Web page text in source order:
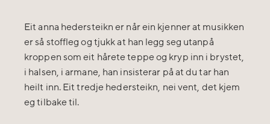
Eit anna hedersteikn er når ein kjenner at musikken
er så stoffleg og tjukk at han legg seg utanpå
kroppen som eit hårete teppe og kryp inn i brystet,
i halsen, i armane, han insisterar på at du tar han
heilt inn. Eit tredje hedersteikn, nei vent, det kjem
eg tilbake til.